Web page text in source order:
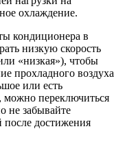
охлаждение.
кондиционера в
низкую скорость
«низкая»), чтобы
прохладного воздуха
или есть
можно переключиться
не забывайте
после достижения